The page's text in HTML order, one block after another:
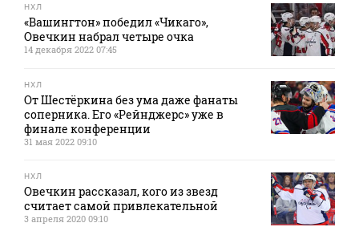
НХЛ
«Вашингтон» победил «Чикаго»,
Овечкин набрал четыре очка
14 декабря 2022 07:45
НХЛ
От Шестёркина без ума даже фанаты
соперника. Его «Рейнджерс» уже в
финале конференции
31 мая 2022 09:10
НХЛ
Овечкин рассказал, кого из звезд
считает самой привлекательной
3 апреля 2020 09:10